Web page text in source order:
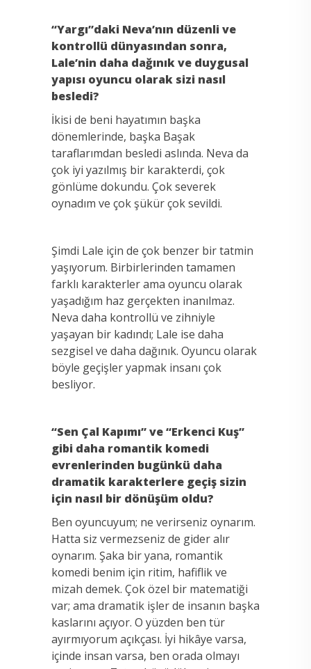
“Yargı”daki Neva’nın düzenli ve
kontrollü dünyasından sonra,
Lale’nin daha dağınık ve duygusal
yapısı oyuncu olarak sizi nasıl
besledi?
İkisi de beni hayatımın başka
dönemlerinde, başka Başak
taraflarımdan besledi aslında. Neva da
çok iyi yazılmış bir karakterdi, çok
gönlüme dokundu. Çok severek
oynadım ve çok şükür çok sevildi.
Şimdi Lale için de çok benzer bir tatmin
yaşıyorum. Birbirlerinden tamamen
farklı karakterler ama oyuncu olarak
yaşadığım haz gerçekten inanılmaz.
Neva daha kontrollü ve zihniyle
yaşayan bir kadındı; Lale ise daha
sezgisel ve daha dağınık. Oyuncu olarak
böyle geçişler yapmak insanı çok
besliyor.
“Sen Çal Kapımı” ve “Erkenci Kuş”
gibi daha romantik komedi
evrenlerinden bugünkü daha
dramatik karakterlere geçiş sizin
için nasıl bir dönüşüm oldu?
Ben oyuncuyum; ne verirseniz oynarım.
Hatta siz vermezseniz de gider alır
oynarım. Şaka bir yana, romantik
komedi benim için ritim, hafiflik ve
mizah demek. Çok özel bir matematiği
var; ama dramatik işler de insanın başka
kaslarını açıyor. O yüzden ben tür
ayırmıyorum açıkçası. İyi hikâye varsa,
içinde insan varsa, ben orada olmayı